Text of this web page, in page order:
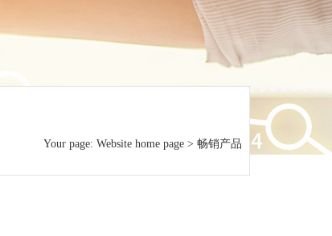
Your page: Website home page > 畅销产品